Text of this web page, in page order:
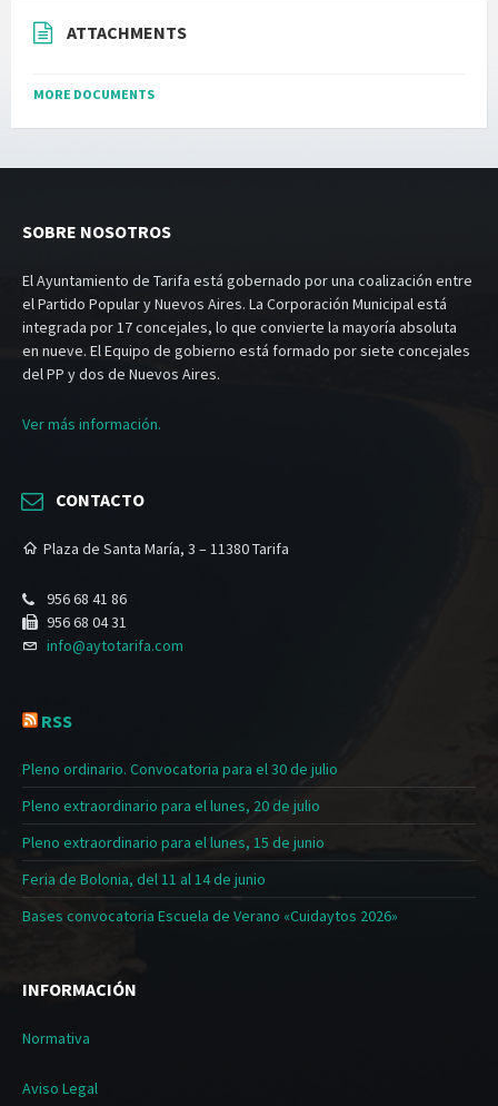
ATTACHMENTS
MORE DOCUMENTS
SOBRE NOSOTROS
El Ayuntamiento de Tarifa está gobernado por una coalización entre
el Partido Popular y Nuevos Aires. La Corporación Municipal está
integrada por 17 concejales, lo que convierte la mayoría absoluta
en nueve. El Equipo de gobierno está formado por siete concejales
del PP y dos de Nuevos Aires.
Ver más información.
CONTACTO
Plaza de Santa María, 3 – 11380 Tarifa
956 68 41 86
956 68 04 31
info@aytotarifa.com
RSS
Pleno ordinario. Convocatoria para el 30 de julio
Pleno extraordinario para el lunes, 20 de julio
Pleno extraordinario para el lunes, 15 de junio
Feria de Bolonia, del 11 al 14 de junio
Bases convocatoria Escuela de Verano «Cuidaytos 2026»
INFORMACIÓN
Normativa
Aviso Legal